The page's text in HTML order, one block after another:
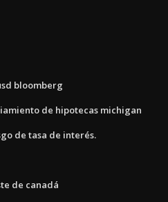
bloomberg
de hipotecas michigan
de tasa de interés.
de canadá